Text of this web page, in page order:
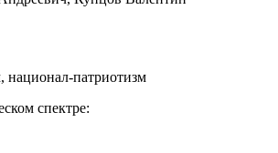
национал-патриотизм
спектре: